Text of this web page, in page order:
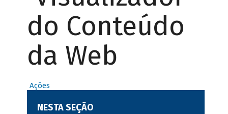
do Conteúdo
da Web
Ações
NESTA SEÇÃO